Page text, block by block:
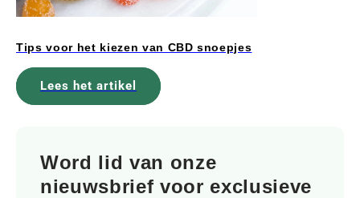
Tips voor het kiezen van CBD snoepjes
Lees het artikel
Word lid van onze
nieuwsbrief voor exclusieve